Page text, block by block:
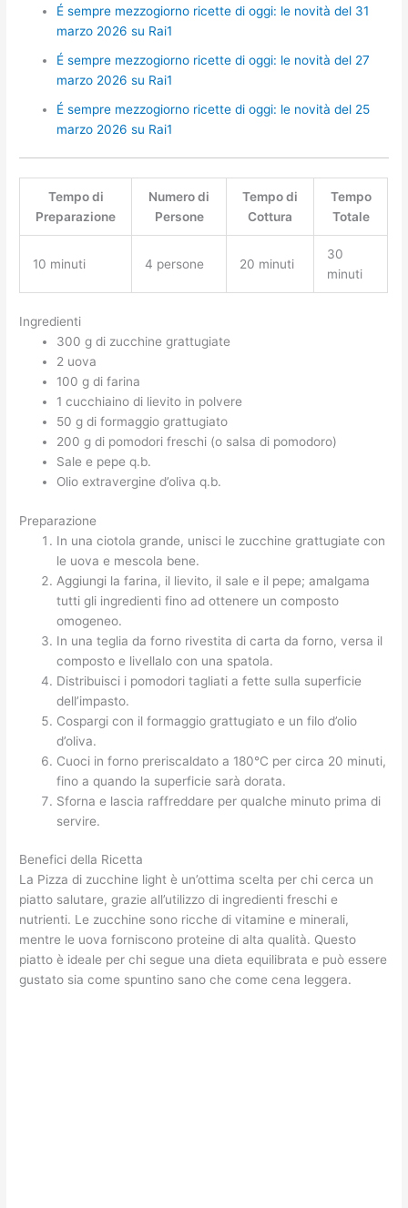
É sempre mezzogiorno ricette di oggi: le novità del 31
marzo 2026 su Rai1
É sempre mezzogiorno ricette di oggi: le novità del 27
marzo 2026 su Rai1
É sempre mezzogiorno ricette di oggi: le novità del 25
marzo 2026 su Rai1
Tempo di
Preparazione
Numero di
Persone
Tempo di
Cottura
Tempo
Totale
10 minuti 4 persone 20 minuti
30
minuti
Ingredienti
300 g di zucchine grattugiate
2 uova
100 g di farina
1 cucchiaino di lievito in polvere
50 g di formaggio grattugiato
200 g di pomodori freschi (o salsa di pomodoro)
Sale e pepe q.b.
Olio extravergine d’oliva q.b.
Preparazione
In una ciotola grande, unisci le zucchine grattugiate con
le uova e mescola bene.
Aggiungi la farina, il lievito, il sale e il pepe; amalgama
tutti gli ingredienti fino ad ottenere un composto
omogeneo.
In una teglia da forno rivestita di carta da forno, versa il
composto e livellalo con una spatola.
Distribuisci i pomodori tagliati a fette sulla superficie
dell’impasto.
Cospargi con il formaggio grattugiato e un filo d’olio
d’oliva.
Cuoci in forno preriscaldato a 180°C per circa 20 minuti,
fino a quando la superficie sarà dorata.
Sforna e lascia raffreddare per qualche minuto prima di
servire.
Benefici della Ricetta
La Pizza di zucchine light è un’ottima scelta per chi cerca un
piatto salutare, grazie all’utilizzo di ingredienti freschi e
nutrienti. Le zucchine sono ricche di vitamine e minerali,
mentre le uova forniscono proteine di alta qualità. Questo
piatto è ideale per chi segue una dieta equilibrata e può essere
gustato sia come spuntino sano che come cena leggera.